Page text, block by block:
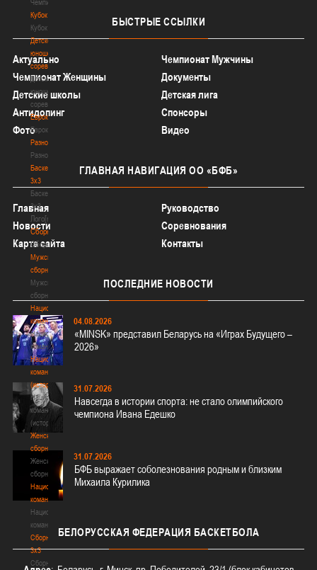
Чемпионат
Кубок
Кубок
Детско-
юношеские
соревнования
Детско-
юношеские
соревнования
Еврокубки
Еврокубки
Разное
Разное
Баскетбол
3х3
Баскетбол
3х3
Лого[modid=121]
Сборные
Сборные
Мужские
сборные
Мужские
сборные
Национальная
команда
Национальная
команда
Национальная
команда
(история)
Национальная
команда
(история)
Женские
сборные
Женские
сборные
Национальная
команда
Национальная
команда
Сборные
3х3
Сборные
БЫСТРЫЕ ССЫЛКИ
Актуально
Чемпионат Мужчины
Чемпионат Женщины
Документы
Детские школы
Детская лига
Антидопинг
Спонсоры
Фото
Видео
ГЛАВНАЯ НАВИГАЦИЯ ОО «БФБ»
Главная
Руководство
Новости
Соревнования
Карта сайта
Контакты
ПОСЛЕДНИЕ НОВОСТИ
04.08.2026
«MINSK» представил Беларусь на «Играх Будущего –
2026»
31.07.2026
Навсегда в истории спорта: не стало олимпийского
чемпиона Ивана Едешко
31.07.2026
БФБ выражает соболезнования родным и близким
Михаила Курилика
БЕЛОРУССКАЯ ФЕДЕРАЦИЯ БАСКЕТБОЛА